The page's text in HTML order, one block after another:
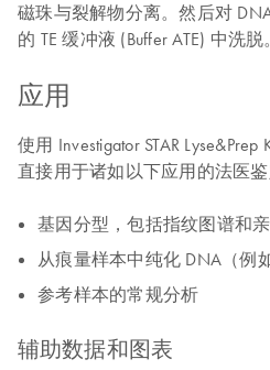
磁珠与裂解物分离。然后对
的 TE 缓冲液 (Buffer ATE) 中洗脱。
应用
使用 Investigator STAR
直接用于诸如以下应用的法医
基因分型，包括指纹图谱和
从痕量样本中纯化 DNA（例
参考样本的常规分析
辅助数据和图表